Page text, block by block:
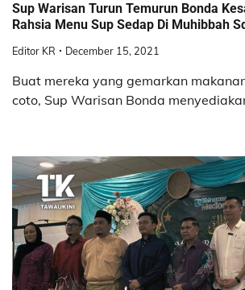
Sup Warisan Turun Temurun Bonda
Rahsia Menu Sup Sedap Di Muhibbah
Editor KR December 15, 2021
Buat mereka yang gemarkan
coto, Sup Warisan Bonda